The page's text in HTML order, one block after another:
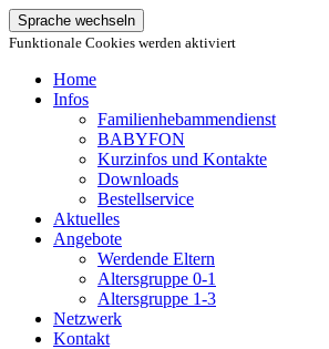
Sprache wechseln
Funktionale Cookies werden aktiviert
Home
Infos
Familienhebammendienst
BABYFON
Kurzinfos und Kontakte
Downloads
Bestellservice
Aktuelles
Angebote
Werdende Eltern
Altersgruppe 0-1
Altersgruppe 1-3
Netzwerk
Kontakt